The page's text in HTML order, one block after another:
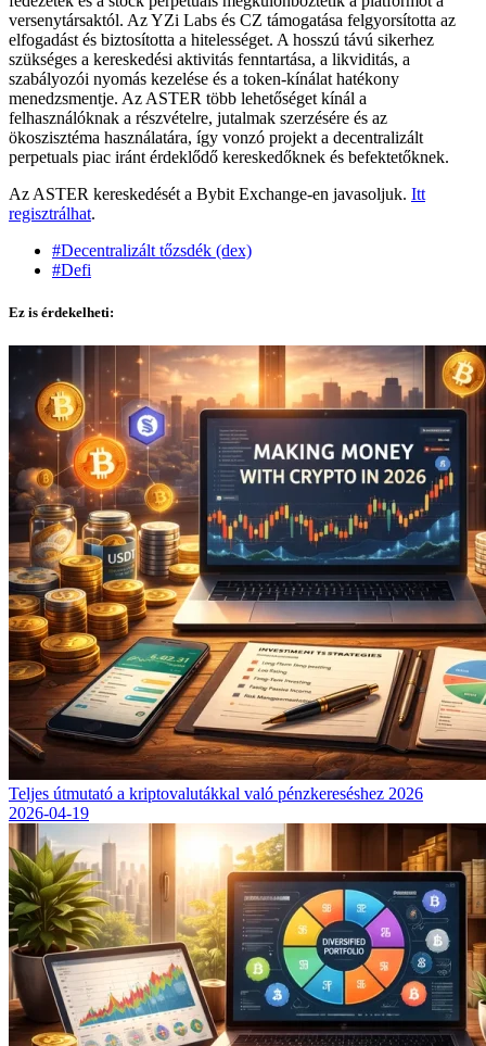
versenytársaktól. Az YZi Labs és CZ támogatása felgyorsította az
elfogadást és biztosította a hitelességet. A hosszú távú sikerhez
szükséges a kereskedési aktivitás fenntartása, a likviditás, a
szabályozói nyomás kezelése és a token-kínálat hatékony
menedzsmentje. Az ASTER több lehetőséget kínál a
felhasználóknak a részvételre, jutalmak szerzésére és az
ökoszisztéma használatára, így vonzó projekt a decentralizált
perpetuals piac iránt érdeklődő kereskedőknek és befektetőknek.
Az ASTER kereskedését a Bybit Exchange-en javasoljuk. Itt
regisztrálhat.
#Decentralizált tőzsdék (dex)
#Defi
Ez is érdekelheti:
Teljes útmutató a kriptovalutákkal való pénzkereséshez 2026
2026-04-19